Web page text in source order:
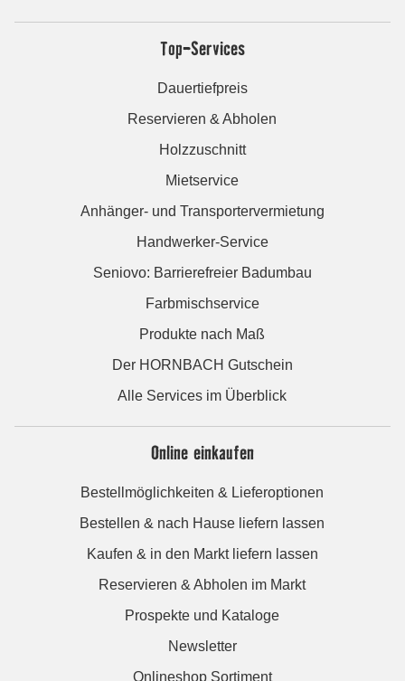
Top-Services
Dauertiefpreis
Reservieren & Abholen
Holzzuschnitt
Mietservice
Anhänger- und Transportervermietung
Handwerker-Service
Seniovo: Barrierefreier Badumbau
Farbmischservice
Produkte nach Maß
Der HORNBACH Gutschein
Alle Services im Überblick
Online einkaufen
Bestellmöglichkeiten & Lieferoptionen
Bestellen & nach Hause liefern lassen
Kaufen & in den Markt liefern lassen
Reservieren & Abholen im Markt
Prospekte und Kataloge
Newsletter
Onlineshop Sortiment